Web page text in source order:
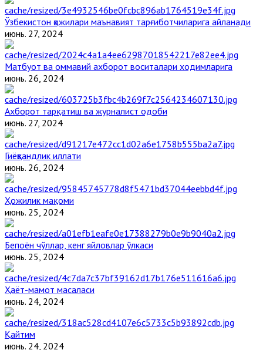
Ўзбекистон ҳожилари маънавият тарғиботчиларига айланади
июнь. 27, 2024
Матбуот ва оммавий ахборот воситалари ходимларига
июнь. 26, 2024
Ахборот тарқатиш ва журналист одоби
июнь. 27, 2024
Гиёҳвандлик иллати
июнь. 26, 2024
Ҳожилик мақоми
июнь. 25, 2024
Бепоён чўллар, кенг яйловлар ўлкаси
июнь. 25, 2024
Ҳаёт-мамот масаласи
июнь. 24, 2024
Қайтим
июнь. 24, 2024